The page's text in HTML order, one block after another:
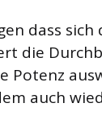
dass
die
Potenz
auch